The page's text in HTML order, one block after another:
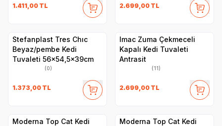
1.411,00 TL 2.699,00 TL
Stefanplast Tres Chıc
Beyaz/pembe Kedi
Tuvaleti 56x54,5x39cm
(0)
1.373,00 TL
Imac Zuma Çekmeceli
Kapalı Kedi Tuvaleti
Antrasit
(11)
2.699,00 TL
​Moderna Top Cat Kedi
​Moderna Top Cat Kedi